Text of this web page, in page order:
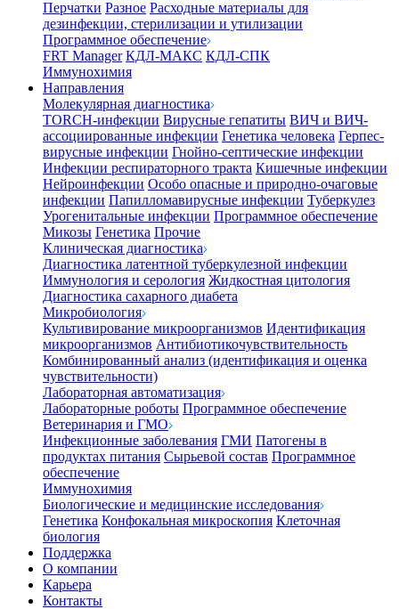
Перчатки Разное Расходные материалы для
дезинфекции, стерилизации и утилизации
Программное обеспечение
FRT Manager КДЛ-МАКС КДЛ-СПК
Иммунохимия
Направления
Молекулярная диагностика
TORCH-инфекции Вирусные гепатиты ВИЧ и ВИЧ-
ассоциированные инфекции Генетика человека Герпес-
вирусные инфекции Гнойно-септические инфекции
Инфекции респираторного тракта Кишечные инфекции
Нейроинфекции Особо опасные и природно-очаговые
инфекции Папилломавирусные инфекции Туберкулез
Урогенитальные инфекции Программное обеспечение
Микозы Генетика Прочие
Клиническая диагностика
Диагностика латентной туберкулезной инфекции
Иммунология и серология Жидкостная цитология
Диагностика сахарного диабета
Микробиология
Культивирование микроорганизмов Идентификация
микроорганизмов Антибиотикочувствительность
Комбинированный анализ (идентификация и оценка
чувствительности)
Лабораторная автоматизация
Лабораторные роботы Программное обеспечение
Ветеринария и ГМО
Инфекционные заболевания ГМИ Патогены в
продуктах питания Сырьевой состав Программное
обеспечение
Иммунохимия
Биологические и медицинские исследования
Генетика Конфокальная микроскопия Клеточная
биология
Поддержка
О компании
Карьера
Контакты